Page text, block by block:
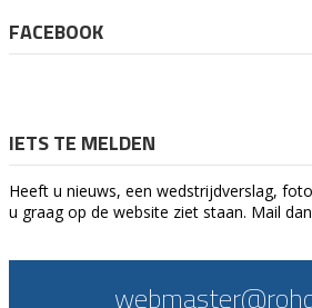
FACEBOOK
IETS TE MELDEN
Heeft u nieuws, een wedstrijdverslag,
u graag op de website ziet staan. Mail